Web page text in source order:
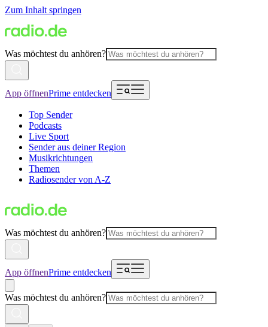
Zum Inhalt springen
Was möchtest du anhören?
App öffnenPrime entdecken
Top Sender
Podcasts
Live Sport
Sender aus deiner Region
Musikrichtungen
Themen
Radiosender von A-Z
Was möchtest du anhören?
App öffnenPrime entdecken
Was möchtest du anhören?